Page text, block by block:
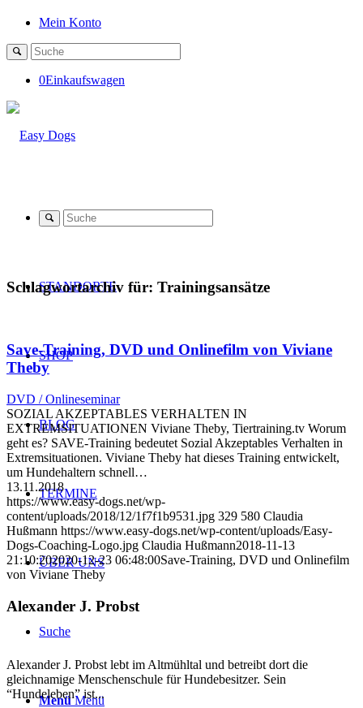
Mein Konto
0Einkaufswagen
STANDORTE
SHOP
BLOG
TERMINE
ÜBER UNS
Suche
Menü Menü
Schlagwortarchiv für: Trainingsansätze
Save-Training, DVD und Onlinefilm von Viviane
Theby
DVD / Onlineseminar
SOZIAL AKZEPTABLES VERHALTEN IN
EXTREMSITUATIONEN Viviane Theby, Tiertraining.tv Worum
geht es? SAVE-Training bedeutet Sozial Akzeptables Verhalten in
Extremsituationen. Viviane Theby hat dieses Training entwickelt,
um Hundehaltern schnell…
13.11.2018
https://www.easy-dogs.net/wp-
content/uploads/2018/12/1f7f1b9531.jpg 329 580 Claudia
Hußmann https://www.easy-dogs.net/wp-content/uploads/Easy-
Dogs-Coaching-Logo.jpg Claudia Hußmann2018-11-13
21:10:202020-12-23 06:48:00Save-Training, DVD und Onlinefilm
von Viviane Theby
Alexander J. Probst
Alexander J. Probst lebt im Altmühltal und betreibt dort die
gleichnamige Menschenschule für Hundebesitzer. Sein
“Hundeleben” ist...